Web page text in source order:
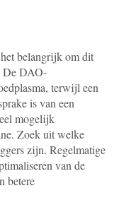
belangrijk om dit
De DAO-
terwijl een
is van een
mogelijk
Zoek uit welke
zijn. Regelmatige
van de
betere